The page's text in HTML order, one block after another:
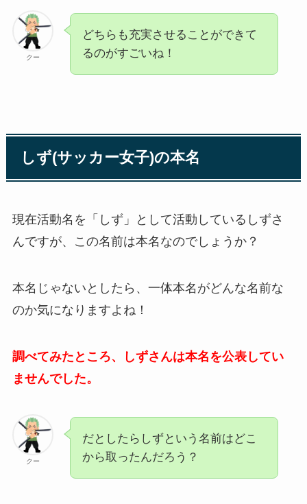
クー
どちらも充実させることができて
るのがすごいね！
しず(サッカー女子)の本名
現在活動名を「しず」として活動しているしずさ
んですが、この名前は本名なのでしょうか？
本名じゃないとしたら、一体本名がどんな名前な
のか気になりますよね！
調べてみたところ、しずさんは本名を公表してい
ませんでした。
クー
だとしたらしずという名前はどこ
から取ったんだろう？